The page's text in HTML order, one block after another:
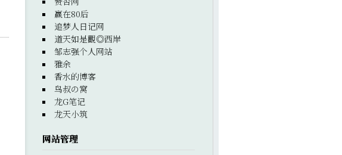
赢在80后
追梦人日记网
道天如是觀◎西岸
邹志强个人网站
雅余
香水的博客
鸟叔の窝
龙G笔记
龙天小筑
网站管理